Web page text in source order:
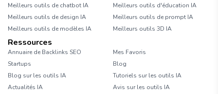
Meilleurs outils de chatbot IA
Meilleurs outils d'éducation IA
Meilleurs outils de design IA
Meilleurs outils de prompt IA
Meilleurs outils de modèles IA
Meilleurs outils 3D IA
Ressources
Annuaire de Backlinks SEO
Mes Favoris
Startups
Blog
Blog sur les outils IA
Tutoriels sur les outils IA
Actualités IA
Avis sur les outils IA